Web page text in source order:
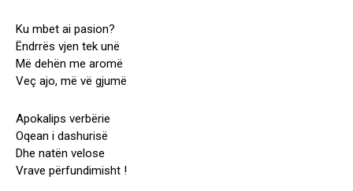
Ku mbet ai pasion?
Ëndrrës vjen tek unë
Më dehën me aromë
Veç ajo, më vë gjumë
Apokalips verbërie
Oqean i dashurisë
Dhe natën velose
Vrave përfundimisht !